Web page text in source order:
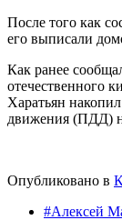
После того как
его выписали
Как ранее
отечественного
Харатьян
движения (ПДД)
Опубликовано в
#Алексей